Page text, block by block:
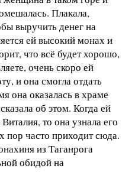
Плакала,
выручить денег на
ей высокий монах и
что всё будет хорошо,
очень скоро ей
и она смогла отдать
она оказалась в храме
об этом. Когда ей
то она узнала его
пор часто приходит сюда.
из Таганрога
обидой на